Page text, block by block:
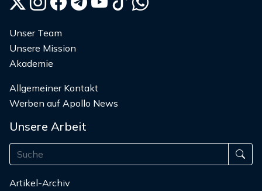
Unser Team
Unsere Mission
Akademie
Allgemeiner Kontakt
Werben auf Apollo News
Unsere Arbeit
Artikel-Archiv